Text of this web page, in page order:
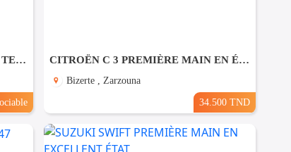
JEEP RENEGADE LIMITED 2021 - TEL 98479647 CITROËN C 3 PREMIÈRE MAIN EN ÉTAT NEUF
Bizerte , Zarzouna
34.500 TND